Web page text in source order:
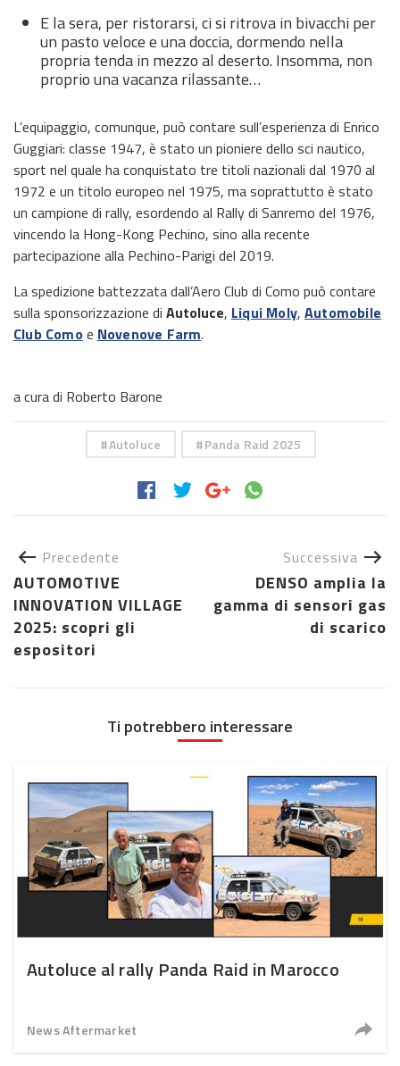
E la sera, per ristorarsi, ci si ritrova in bivacchi per
un pasto veloce e una doccia, dormendo nella
propria tenda in mezzo al deserto. Insomma, non
proprio una vacanza rilassante…
L’equipaggio, comunque, può contare sull’esperienza di Enrico
Guggiari: classe 1947, è stato un pioniere dello sci nautico,
sport nel quale ha conquistato tre titoli nazionali dal 1970 al
1972 e un titolo europeo nel 1975, ma soprattutto è stato
un campione di rally, esordendo al Rally di Sanremo del 1976,
vincendo la Hong-Kong Pechino, sino alla recente
partecipazione alla Pechino-Parigi del 2019.
La spedizione battezzata dall’Aero Club di Como può contare
sulla sponsorizzazione di Autoluce, Liqui Moly, Automobile
Club Comoe Novenove Farm.
a cura di Roberto Barone
Autoluce Panda Raid 2025
Precedente
AUTOMOTIVE
INNOVATION VILLAGE
2025: scopri gli
espositori
Successiva
DENSO amplia la
gamma di sensori gas
di scarico
Ti potrebbero interessare
Autoluce al rally Panda Raid in Marocco
News Aftermarket